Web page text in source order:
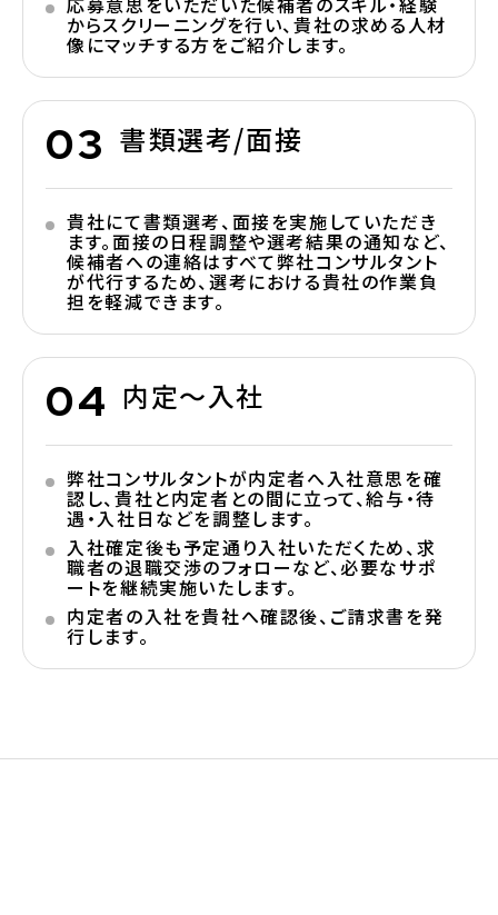
からスクリーニングを行い、貴社の求める人材
像にマッチする方をご紹介します。
書類選考/面接
貴社にて書類選考、面接を実施していただき
ます。面接の日程調整や選考結果の通知など、
候補者への連絡はすべて弊社コンサルタント
が代行するため、選考における貴社の作業負
担を軽減できます。
内定～入社
弊社コンサルタントが内定者へ入社意思を確
認し、貴社と内定者との間に立って、給与・待
遇・入社日などを調整します。
入社確定後も予定通り入社いただくため、求
職者の退職交渉のフォローなど、必要なサポ
ートを継続実施いたします。
内定者の入社を貴社へ確認後、ご請求書を発
行します。